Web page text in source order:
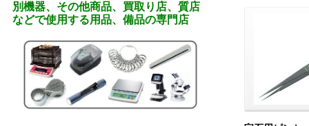
別機器、その他商品、買取り店、質店
などで使用する用品、備品の専門店